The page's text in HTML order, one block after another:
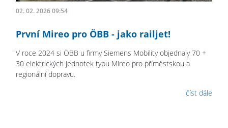
02. 02. 2026 09:54
První Mireo pro ÖBB - jako railjet!
V roce 2024 si ÖBB u firmy Siemens Mobility objednaly 70 +
30 elektrických jednotek typu Mireo pro příměstskou a
regionální dopravu.
číst dále